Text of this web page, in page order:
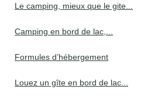
Le camping, mieux que le gite...
Camping en bord de lac,...
Formules d’hébergement
Louez un gîte en bord de lac...